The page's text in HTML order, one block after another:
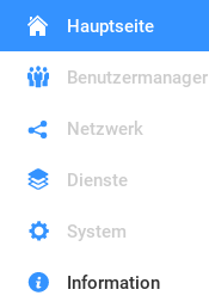
Hauptseite
Benutzermanager
Netzwerk
Dienste
System
Information